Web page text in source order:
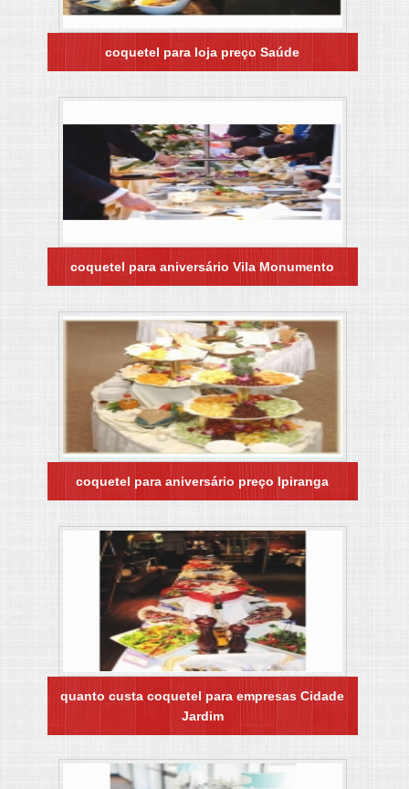
coquetel para loja preço Saúde
coquetel para aniversário Vila Monumento
coquetel para aniversário preço Ipiranga
quanto custa coquetel para empresas Cidade
Jardim